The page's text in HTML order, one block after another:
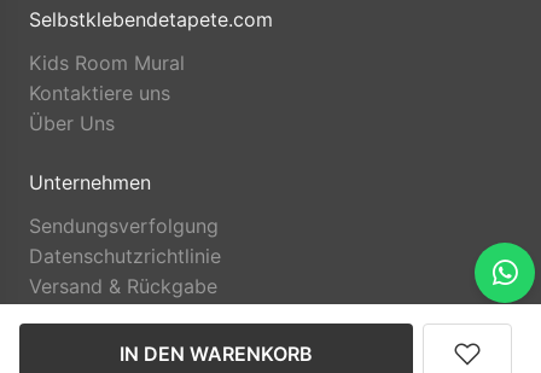
IN DEN WARENKORB
Selbstklebendetapete.com
Kids Room Mural
Kontaktiere uns
Über Uns
Unternehmen
Sendungsverfolgung
Datenschutzrichtlinie
Versand & Rückgabe